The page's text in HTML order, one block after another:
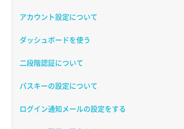
アカウント設定について
ダッシュボードを使う
二段階認証について
パスキーの設定について
ログイン通知メールの設定をする